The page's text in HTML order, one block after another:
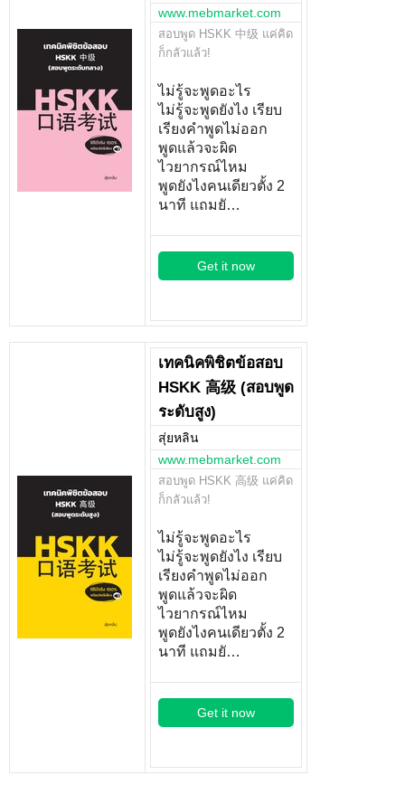
www.mebmarket.com
สอบพูด HSKK 中级 แค่คิด
ก็กลัวแล้ว!
ไม่รู้จะพูดอะไร
ไม่รู้จะพูดยังไง เรียบ
เรียงคำพูดไม่ออก
พูดแล้วจะผิด
ไวยากรณ์ไหม
พูดยังไงคนเดียวตั้ง 2
นาที แถมยั…
Get it now
เทคนิคพิชิตข้อสอบ
HSKK 高级 (สอบพูด
ระดับสูง)
สุ่ยหลิน
www.mebmarket.com
สอบพูด HSKK 高级 แค่คิด
ก็กลัวแล้ว!
ไม่รู้จะพูดอะไร
ไม่รู้จะพูดยังไง เรียบ
เรียงคำพูดไม่ออก
พูดแล้วจะผิด
ไวยากรณ์ไหม
พูดยังไงคนเดียวตั้ง 2
นาที แถมยั…
Get it now